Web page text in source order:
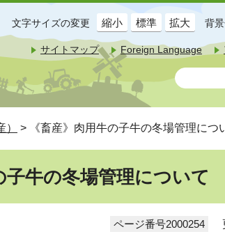
文字サイズの変更 縮小 標準 拡大 背
サイトマップ Foreign Language
> 《畜産》肉用牛の子牛の冬場管理につ
子牛の冬場管理について
ページ番号2000254